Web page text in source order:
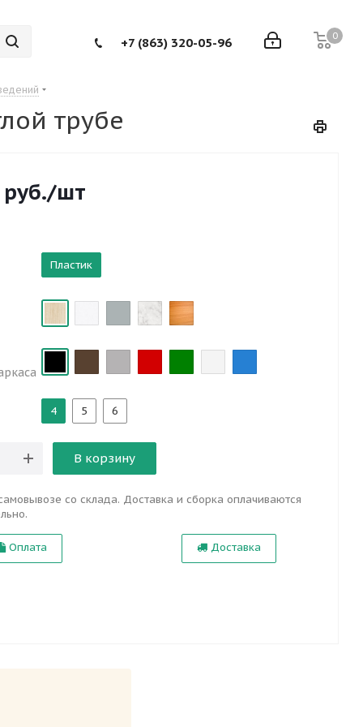
0
+7 (863) 320-05-96
трубе
руб./шт
Пластик
4 5 6
В корзину
со склада. Доставка и сборка оплачиваются
Оплата Доставка